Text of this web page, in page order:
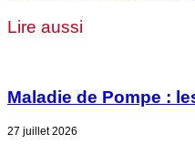
Lire aussi
Maladie de Pompe :
27 juillet 2026